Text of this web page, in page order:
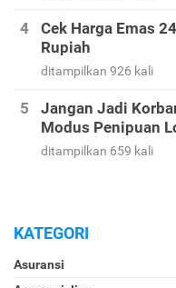
Cek Harga Emas
Rupiah
ditampilkan 926 kali
Jangan Jadi
Modus Penipuan
ditampilkan 659 kali
KATEGORI
Asuransi